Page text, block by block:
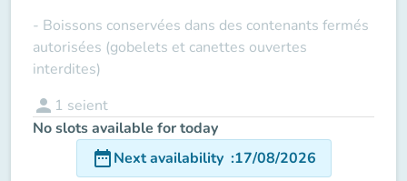
- Boissons conservées dans des contenants fermés
autorisées (gobelets et canettes ouvertes
interdites)
person 1 seient
No slots available for today
date_rangeNext availability :17/08/2026